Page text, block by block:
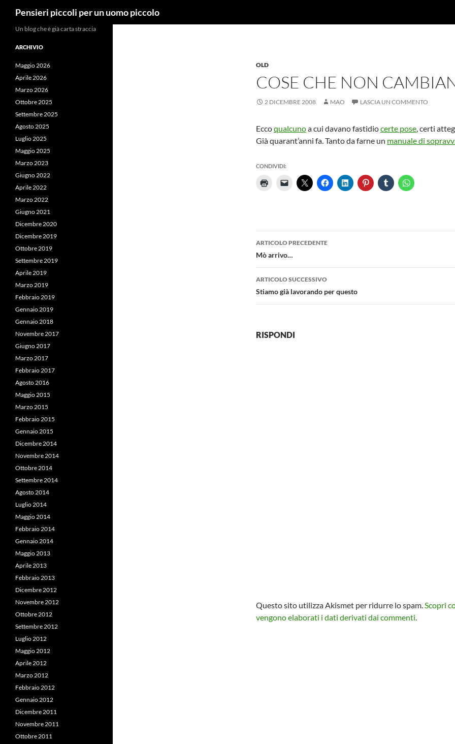
Pensieri piccoli per un uomo piccolo
OLD
COSE CHE NON
2 DICEMBRE 2008 MAO LASCIA UN COMMENTO
Eccoqualcunoa cui davano fastidiocerte pose, certi
Già quarant’anni fa. Tanto da farne un manuale di
CONDIVIDI:
Navigazione
articolo
ARTICOLO PRECEDENTE
Mò arrivo…
ARTICOLO SUCCESSIVO
Stiamo già lavorando per questo
RISPONDI
Questo sito utilizza Akismet per ridurre lo spam.Scopri
vengono elaborati i dati derivati dai commenti.
Un blog che è già carta straccia
ARCHIVIO
Maggio 2026
Aprile 2026
Marzo 2026
Ottobre 2025
Settembre 2025
Agosto 2025
Luglio 2025
Maggio 2025
Marzo 2023
Giugno 2022
Aprile 2022
Marzo 2022
Giugno 2021
Dicembre 2020
Dicembre 2019
Ottobre 2019
Settembre 2019
Aprile 2019
Marzo 2019
Febbraio 2019
Gennaio 2019
Gennaio 2018
Novembre 2017
Giugno 2017
Marzo 2017
Febbraio 2017
Agosto 2016
Maggio 2015
Marzo 2015
Febbraio 2015
Gennaio 2015
Dicembre 2014
Novembre 2014
Ottobre 2014
Settembre 2014
Agosto 2014
Luglio 2014
Maggio 2014
Febbraio 2014
Gennaio 2014
Maggio 2013
Aprile 2013
Febbraio 2013
Dicembre 2012
Novembre 2012
Ottobre 2012
Settembre 2012
Luglio 2012
Maggio 2012
Aprile 2012
Marzo 2012
Febbraio 2012
Gennaio 2012
Dicembre 2011
Novembre 2011
Ottobre 2011